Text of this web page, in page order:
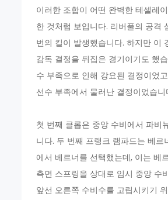
이러한 조합이 어떤 완벽한 테셀레
한 것처럼 보입니다. 리버풀의 공격
번의 킬이 발생했습니다. 하지만 이
감독 결정을 뒤집은 경기이기도 했
수 부족으로 인해 강요된 결정이었
선수 부족에서 물러난 결정이었습니
첫 번째 클롭은 중앙 수비에서 파비
니다. 두 번째 프랭크 램파드는 베르
에서 베르너를 선택했는데, 이는 베
측면 스프링을 상대로 임시 중앙 수
앞선 오른쪽 수비수를 고립시키기